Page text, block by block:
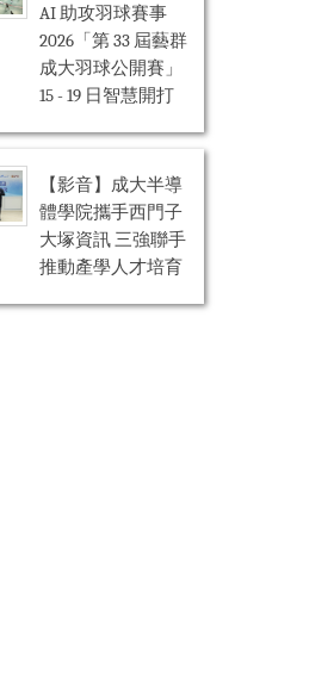
AI 助攻羽球賽事
2026「第 33 屆藝群
成大羽球公開賽」
15 - 19 日智慧開打
【影音】成大半導
體學院攜手西門子
大塚資訊 三強聯手
推動產學人才培育